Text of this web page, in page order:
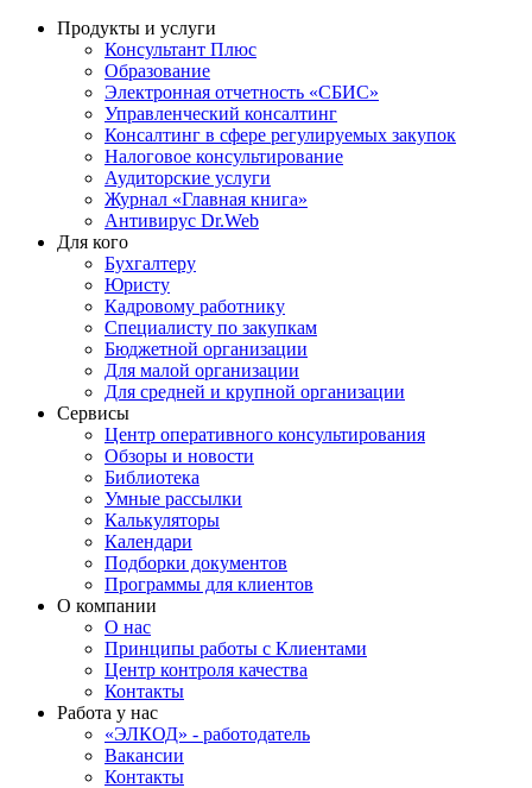
Продукты и услуги
Консультант Плюс
Образование
Электронная отчетность «СБИС»
Управленческий консалтинг
Консалтинг в сфере регулируемых закупок
Налоговое консультирование
Аудиторские услуги
Журнал «Главная книга»
Антивирус Dr.Web
Для кого
Бухгалтеру
Юристу
Кадровому работнику
Специалисту по закупкам
Бюджетной организации
Для малой организации
Для средней и крупной организации
Сервисы
Центр оперативного консультирования
Обзоры и новости
Библиотека
Умные рассылки
Калькуляторы
Календари
Подборки документов
Программы для клиентов
О компании
О нас
Принципы работы с Клиентами
Центр контроля качества
Контакты
Работа у нас
«ЭЛКОД» - работодатель
Вакансии
Контакты